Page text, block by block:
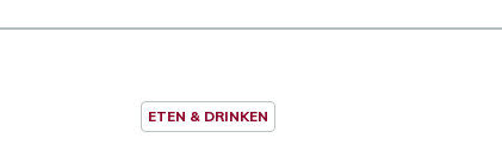
ETEN & DRINKEN